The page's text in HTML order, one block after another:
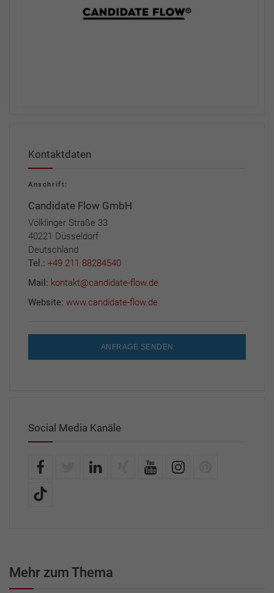
Kontaktdaten
Anschrift:
Candidate Flow GmbH
Völklinger Straße 33
40221 Düsseldorf
Deutschland
Tel.: +49 211 88284540
Mail: kontakt@candidate-flow.de
Website: www.candidate-flow.de
ANFRAGE SENDEN
Social Media Kanäle
Mehr zum Thema